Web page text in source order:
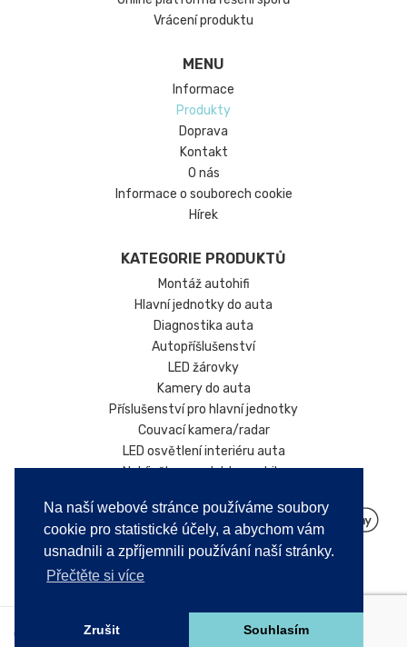
Na naší webové stránce používáme soubory
cookie pro statistické účely, a abychom vám
usnadnili a zpříjemnili používání naší stránky.
Přečtěte si více
Zrušit Souhlasím
Vrácení produktu
MENU
Informace
Produkty
Doprava
Kontakt
O nás
Informace o souborech cookie
Hírek
KATEGORIE PRODUKTŮ
Montáž autohifi
Hlavní jednotky do auta
Diagnostika auta
Autopříšlušenství
LED žárovky
Kamery do auta
Příslušenství pro hlavní jednotky
Couvací kamera/radar
LED osvětlení interiéru auta
Nabíječky pro elektromobily
Copyright © 2026. Všechna práva vyhrazena!